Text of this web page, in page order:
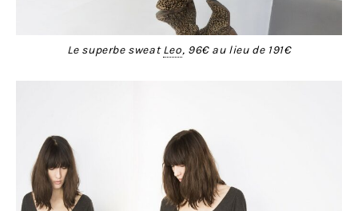
Le superbe sweatLeo, 96€ au lieu de 191€